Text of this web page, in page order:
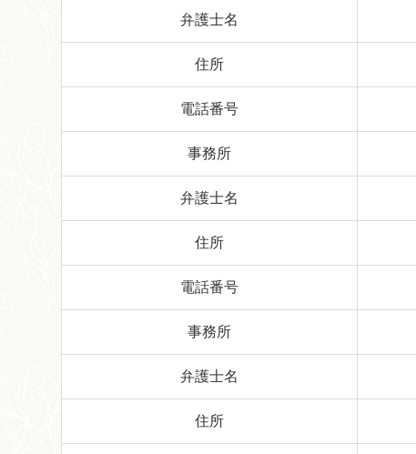
弁護士名
住所
電話番号
事務所
弁護士名
住所
電話番号
事務所
弁護士名
住所